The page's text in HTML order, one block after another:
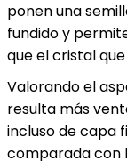
ponen una
fundido y
que el cristal
Valorando el
resulta más
incluso de capa
comparada con